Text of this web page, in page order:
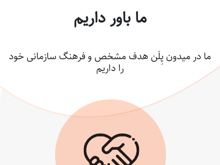
ما باور داریم
ما در میدون پِلَن هدف مشخص و فرهنگ سازمانی خود
را داریم